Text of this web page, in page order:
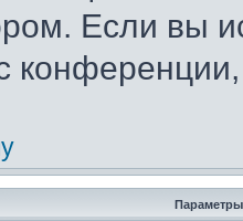
Если вы
Параметры